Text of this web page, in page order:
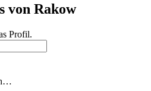
von Rakow
Profil.